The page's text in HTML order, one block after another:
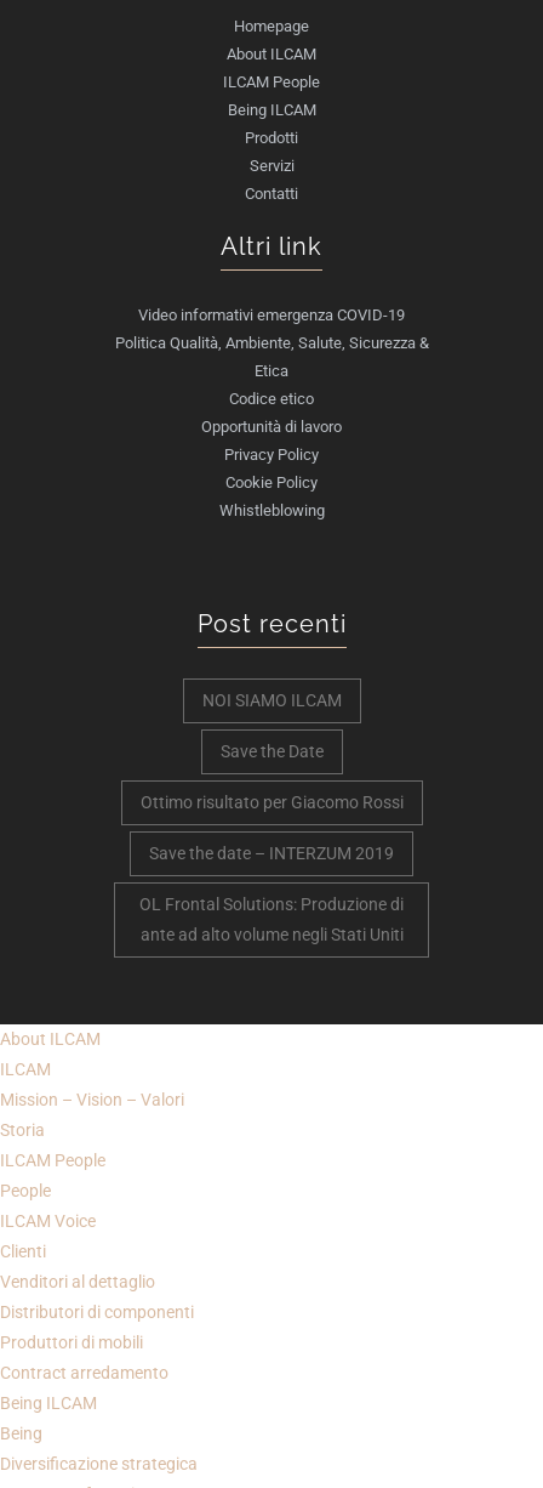
Homepage
About ILCAM
ILCAM People
Being ILCAM
Prodotti
Servizi
Contatti
Altri link
Video informativi emergenza COVID-19
Politica Qualità, Ambiente, Salute, Sicurezza &
Etica
Codice etico
Opportunità di lavoro
Privacy Policy
Cookie Policy
Whistleblowing
Post recenti
NOI SIAMO ILCAM
Save the Date
Ottimo risultato per Giacomo Rossi
Save the date – INTERZUM 2019
OL Frontal Solutions: Produzione di
ante ad alto volume negli Stati Uniti
About ILCAM
ILCAM
Mission – Vision – Valori
Storia
ILCAM People
People
ILCAM Voice
Clienti
Venditori al dettaglio
Distributori di componenti
Produttori di mobili
Contract arredamento
Being ILCAM
Being
Diversificazione strategica